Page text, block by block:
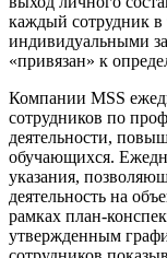
каждый сотрудник в
индивидуальными
«привязан» к
Компании MSS
сотрудников по
деятельности,
обучающихся.
указания,
деятельность на
рамках план-
утвержденным